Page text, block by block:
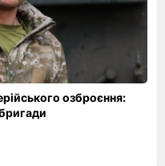
озброєння: